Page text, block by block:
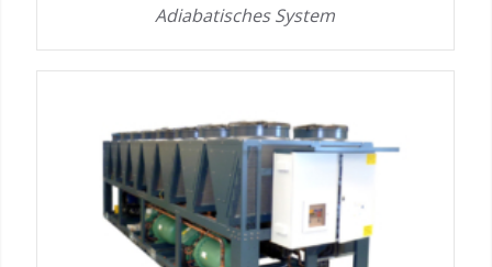
Adiabatisches System